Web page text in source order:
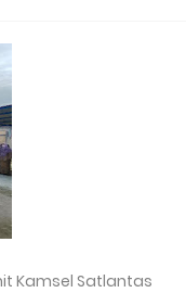
Kamsel Satlantas